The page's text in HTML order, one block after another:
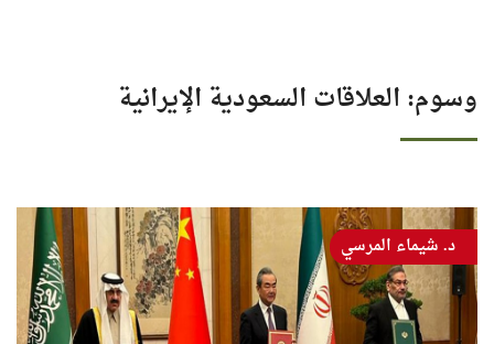
وسوم: العلاقات السعودية الإيرانية
د. شيماء المرسي